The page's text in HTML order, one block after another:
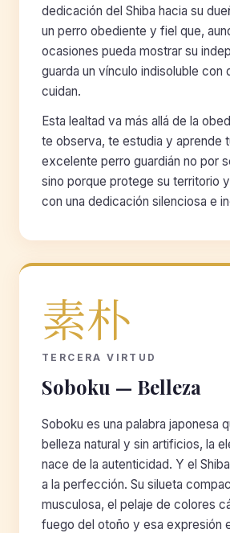
dedicación del Shiba hacia su
un perro obediente y fiel que,
ocasiones pueda mostrar su
guarda un vínculo indisoluble con
cuidan.
Esta lealtad va más allá de la
te observa, te estudia y aprende
excelente perro guardián no por
sino porque protege su territorio
con una dedicación silenciosa e
素朴
TERCERA VIRTUD
Soboku — Belleza
Soboku es una palabra japonesa
belleza natural y sin artificios, la
nace de la autenticidad. Y el
a la perfección. Su silueta
musculosa, el pelaje de colores
fuego del otoño y esa expresión